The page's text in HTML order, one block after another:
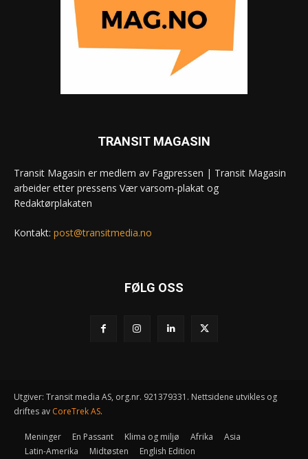
TRANSIT MAGASIN
Transit Magasin er medlem av Fagpressen | Transit Magasin
arbeider etter pressens Vær varsom-plakat og
Redaktørplakaten
Kontakt: post@transitmedia.no
FØLG OSS
Utgiver: Transit media AS, org.nr. 921379331. Nettsidene utvikles og
driftes av CoreTrek AS.
Meninger En Passant Klima og miljø Afrika
Asia
Latin-Amerika
Midtøsten English Edition